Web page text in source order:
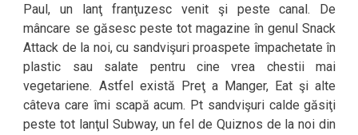
Paul, un lanţ franţuzesc venit şi peste canal. De
mâncare se găsesc peste tot magazine în genul Snack
Attack de la noi, cu sandvişuri proaspete împachetate în
plastic sau salate pentru cine vrea chestii mai
vegetariene. Astfel există Preţ a Manger, Eat şi alte
câteva care îmi scapă acum. Pt sandvişuri calde găsiţi
peste tot lanţul Subway, un fel de Quiznos de la noi din